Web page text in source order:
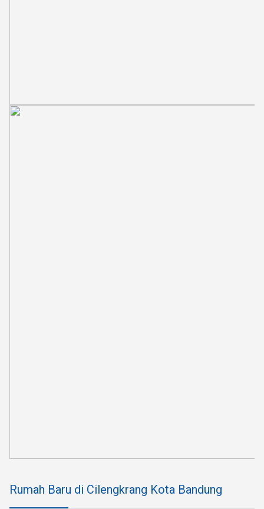
Rumah Baru di Cilengkrang Kota Bandung